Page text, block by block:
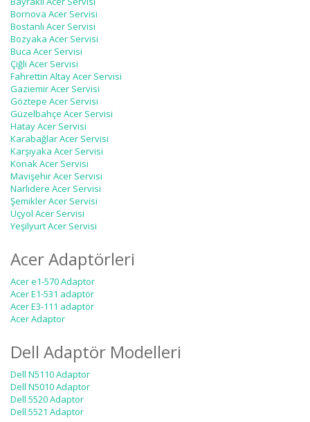
Bornova Acer Servisi
Bostanlı Acer Servisi
Bozyaka Acer Servisi
Buca Acer Servisi
Çiğli Acer Servisi
Fahrettin Altay Acer Servisi
Gaziemir Acer Servisi
Göztepe Acer Servisi
Güzelbahçe Acer Servisi
Hatay Acer Servisi
Karabağlar Acer Servisi
Karşıyaka Acer Servisi
Konak Acer Servisi
Mavişehir Acer Servisi
Narlıdere Acer Servisi
Şemikler Acer Servisi
Üçyol Acer Servisi
Yeşilyurt Acer Servisi
Acer Adaptörleri
Acer e1-570 Adaptor
Acer E1-531 adaptör
Acer E3-111 adaptör
Acer Adaptor
Dell Adaptör Modelleri
Dell N5110 Adaptor
Dell N5010 Adaptor
Dell 5520 Adaptor
Dell 5521 Adaptor